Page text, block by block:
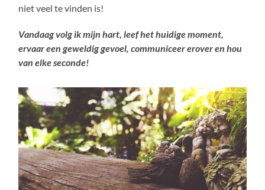
niet veel te vinden is!
Vandaag volg ik mijn hart, leef het huidige moment,
ervaar een geweldig gevoel, communiceer erover en hou
van elke seconde!